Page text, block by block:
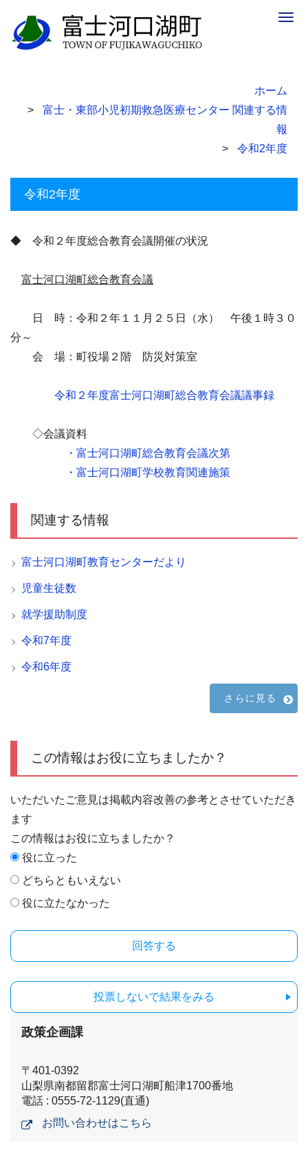
ホーム
富士・東部小児初期救急医療センター 関連する情
報
令和2年度
令和2年度
◆ 令和２年度総合教育会議開催の状況
富士河口湖町総合教育会議
日 時：令和２年１１月２５日（水） 午後１時３０
分～
会 場：町役場２階 防災対策室
令和２年度富士河口湖町総合教育会議議事録
◇会議資料
・富士河口湖町総合教育会議次第
・富士河口湖町学校教育関連施策
関連する情報
富士河口湖町教育センターだより
児童生徒数
就学援助制度
令和7年度
令和6年度
さらに見る
この情報はお役に立ちましたか？
いただいたご意見は掲載内容改善の参考とさせていただき
ます
この情報はお役に立ちましたか？
役に立った
どちらともいえない
役に立たなかった
投票しないで結果をみる
政策企画課
〒401-0392
山梨県南都留郡富士河口湖町船津1700番地
電話 : 0555-72-1129(直通)
お問い合わせはこちら